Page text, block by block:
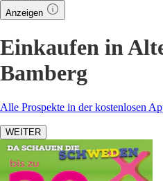
Anzeigen
Einkaufen in
Bamberg
Alle Prospekte in der kostenlosen
WEITER